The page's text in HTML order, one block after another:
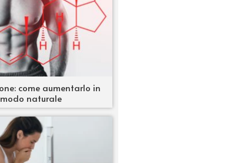
come aumentarlo in
modo naturale